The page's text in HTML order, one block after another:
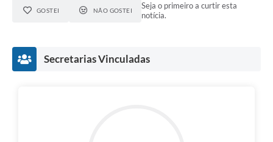
GOSTEI NÃO GOSTEI
Seja o primeiro a curtir esta
notícia.
Secretarias Vinculadas